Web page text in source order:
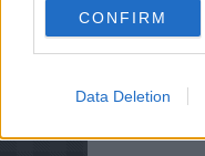
CONFIRM
Data Deletion
3 -